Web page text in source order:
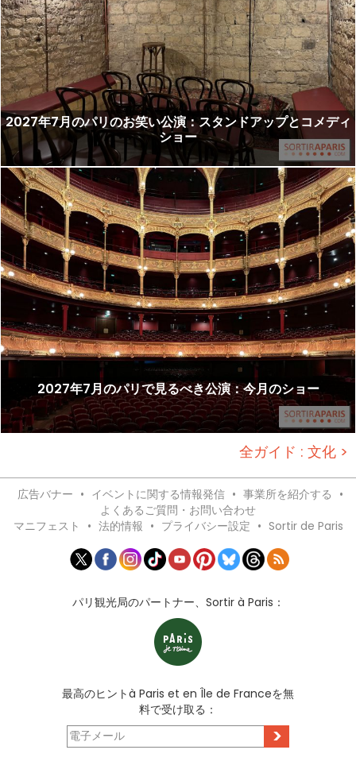
2027年7月のパリのお笑い公演：スタンドアップとコメディ
ショー
2027年7月のパリで見るべき公演：今月のショー
全ガイド : 文化 >
広告バナー • イベントに関する情報発信 • 事業所を紹介する •
よくあるご質問・お問い合わせ
マニフェスト
• 法的情報 • プライバシー設定 • Sortir de Paris
パリ観光局のパートナー、Sortir à Paris：
最高のヒントà Paris et en Île de Franceを無
料で受け取る：
>